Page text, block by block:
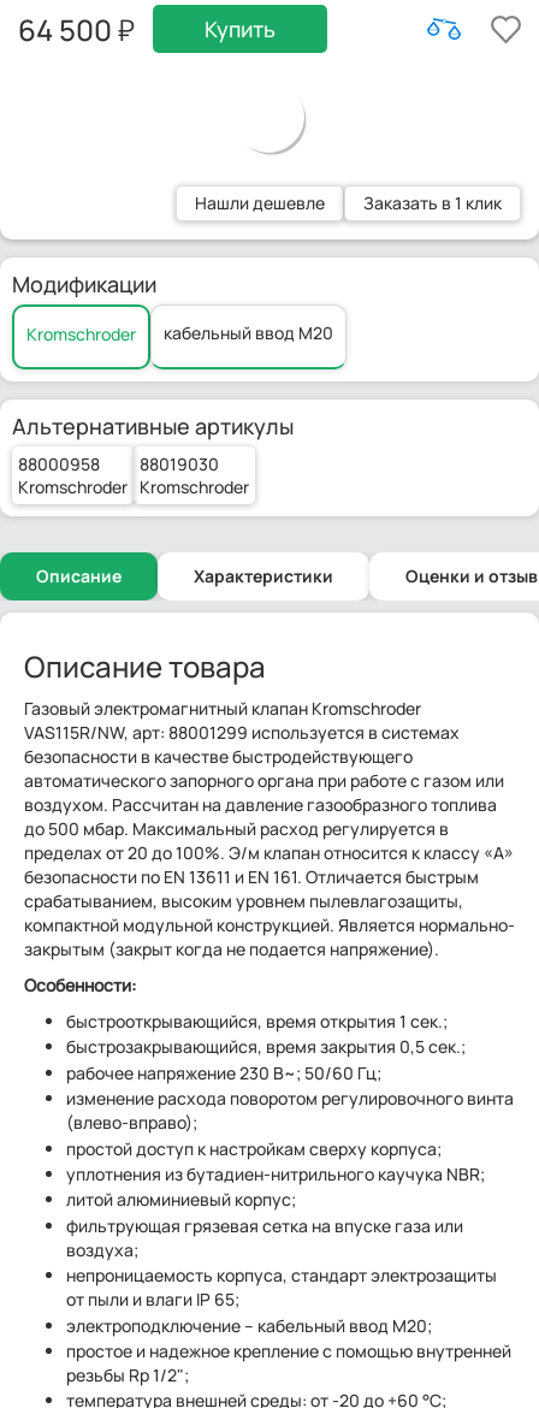
64 500 Купить
Нашли дешевле Заказать в 1 клик
Модификации
Kromschroder кабельный ввод M20
Альтернативные артикулы
88000958
Kromschroder
88019030
Kromschroder
Описание Характеристики Оценки и
Описание товара
Газовый электромагнитный клапан Kromschroder
VAS115R/NW, арт: 88001299 используется в системах
безопасности в качестве быстродействующего
автоматического запорного органа при работе с газом или
воздухом. Рассчитан на давление газообразного топлива
до 500 мбар. Максимальный расход регулируется в
пределах от 20 до 100%. Э/м клапан относится к классу «А»
безопасности по EN 13611 и EN 161. Отличается быстрым
срабатыванием, высоким уровнем пылевлагозащиты,
компактной модульной конструкцией. Является нормально-
закрытым (закрыт когда не подается напряжение).
Особенности:
быстрооткрывающийся, время открытия 1 сек.;
быстрозакрывающийся, время закрытия 0,5 сек.;
рабочее напряжение 230 В~; 50/60 Гц;
изменение расхода поворотом регулировочного винта
(влево-вправо);
простой доступ к настройкам сверху корпуса;
уплотнения из бутадиен-нитрильного каучука NBR;
литой алюминиевый корпус;
фильтрующая грязевая сетка на впуске газа или
воздуха;
непроницаемость корпуса, стандарт электрозащиты
от пыли и влаги IP 65;
электроподключение – кабельный ввод M20;
простое и надежное крепление с помощью внутренней
резьбы Rp 1/2";
температура внешней среды: от -20 до +60 °C;